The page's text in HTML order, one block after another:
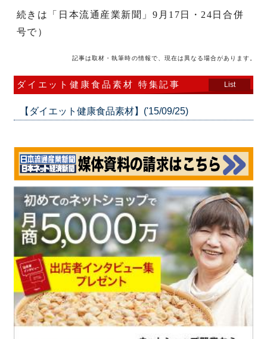
続きは「日本流通産業新聞」9月17日・24日合併
号で）
記事は取材・執筆時の情報で、現在は異なる場合があります。
ダイエット健康食品素材 特集記事 List
【ダイエット健康食品素材】('15/09/25)